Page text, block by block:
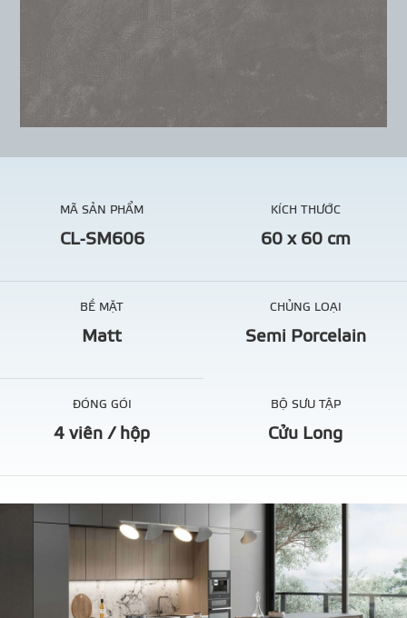
MÃ SẢN PHẨM
CL-SM606
KÍCH THƯỚC
60 x 60 cm
BỀ MẶT
Matt
CHỦNG LOẠI
Semi Porcelain
ĐÓNG GÓI
4 viên / hộp
BỘ SƯU TẬP
Cửu Long